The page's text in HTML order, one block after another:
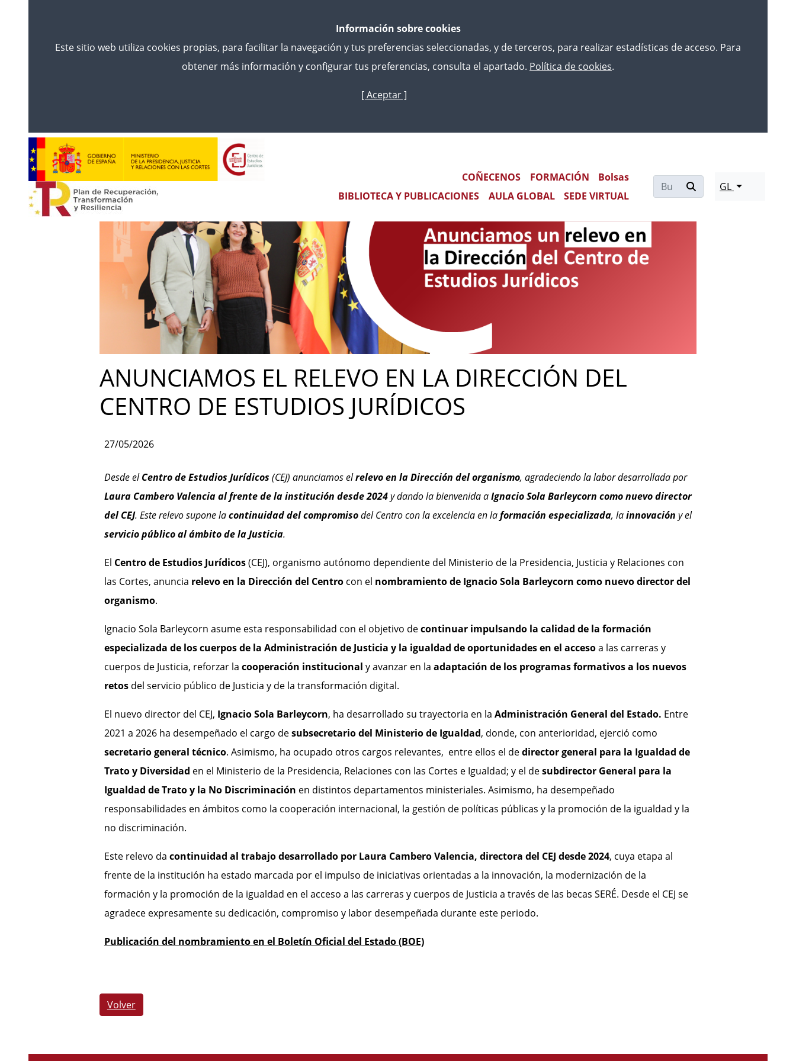
Ir
contido
Información sobre cookies
Este sitio web utiliza cookies propias, para facilitar la navegación y tus preferencias seleccionadas, y de terceros, para realizar estadísticas de acceso. Para
obtener más información y configurar tus preferencias, consulta el apartado. Política de cookies.
[ Aceptar ]
Main navigation
COÑECENOS FORMACIÓN
Bolsas
BIBLIOTECA Y PUBLICACIONES
AULA GLOBAL SEDE VIRTUAL
GL
ANUNCIAMOS EL RELEVO EN LA DIRECCIÓN DEL
CENTRO DE ESTUDIOS JURÍDICOS
27/05/2026
Desde elCentro de Estudios Jurídicos (CEJ) anunciamos elrelevo en la Dirección del organismo, agradeciendo la labor desarrollada por
Laura Cambero Valencia al frente de la institución desde 2024y dando la bienvenida aIgnacio Sola Barleycorn como nuevo director
del CEJ. Este relevo supone lacontinuidad del compromisodel Centro con la excelencia en laformación especializada, lainnovación y el
servicio público al ámbito de la Justicia.
El Centro de Estudios Jurídicos(CEJ), organismo autónomo dependiente del Ministerio de la Presidencia, Justicia y Relaciones con
las Cortes, anuncia relevo en la Dirección del Centrocon el nombramiento de Ignacio Sola Barleycorn como nuevo director del
organismo.
Ignacio Sola Barleycorn asume esta responsabilidad con el objetivo decontinuar impulsando la calidad de la formación
especializada de los cuerpos de la Administración de Justicia y la igualdad de oportunidades en el accesoa las carreras y
cuerpos de Justicia, reforzar la cooperación institucional y avanzar en la adaptación de los programas formativos a los nuevos
retosdel servicio público de Justicia y de la transformación digital.
El nuevo director del CEJ, Ignacio Sola Barleycorn, ha desarrollado su trayectoria en la Administración General del Estado. Entre
2021 a 2026 ha desempeñado el cargo desubsecretario del Ministerio de Igualdad, donde, con anterioridad, ejerció como
secretario general técnico. Asimismo, ha ocupado otros cargos relevantes, entre ellos el dedirector general para la Igualdad de
Trato y Diversidad en el Ministerio de la Presidencia, Relaciones con las Cortes e Igualdad; y el desubdirector General para la
Igualdad de Trato y la No Discriminación en distintos departamentos ministeriales. Asimismo, ha desempeñado
responsabilidades en ámbitos como la cooperación internacional, la gestión de políticas públicas y la promoción de la igualdad y la
no discriminación.
Este relevo da continuidad al trabajo desarrollado por Laura Cambero Valencia, directora del CEJ desde 2024, cuya etapa al
frente de la institución ha estado marcada por el impulso de iniciativas orientadas a la innovación, la modernización de la
formación y la promoción de la igualdad en el acceso a las carreras y cuerpos de Justicia a través de las becas SERÉ. Desde el CEJ se
agradece expresamente su dedicación, compromiso y labor desempeñada durante este periodo.
Publicación del nombramiento en el Boletín Oficial del Estado (BOE)
Volver